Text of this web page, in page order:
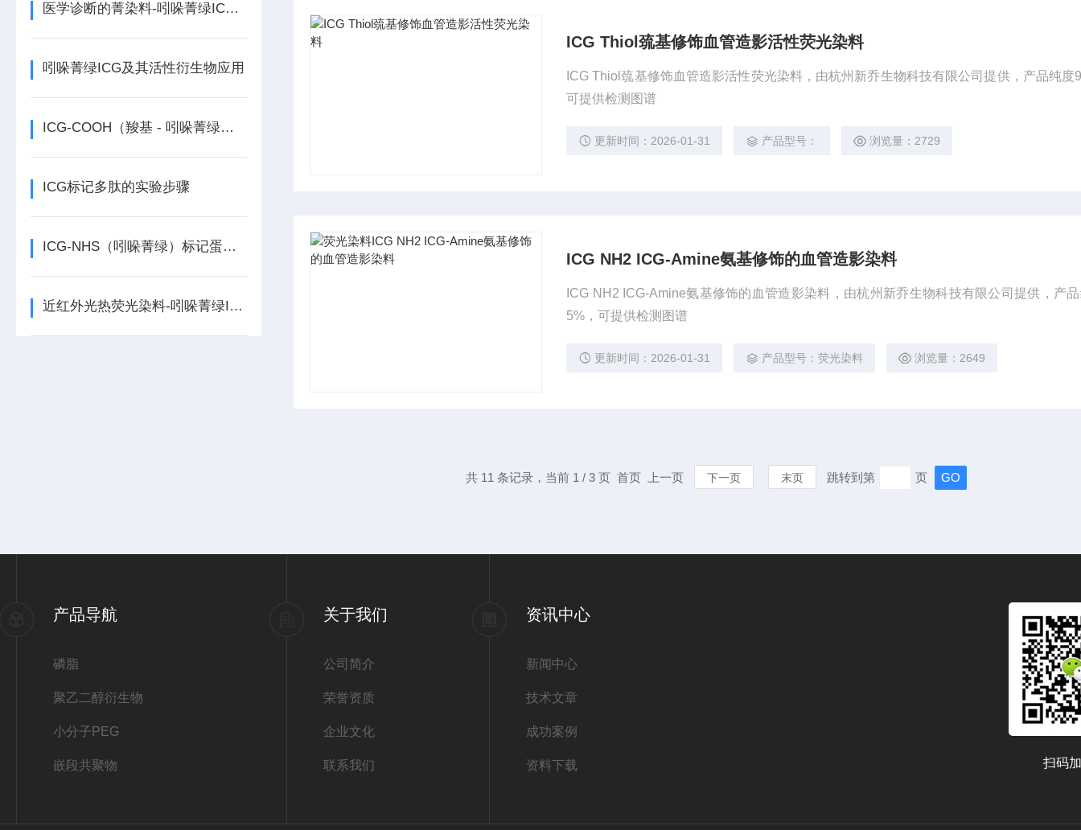
医学诊断的菁染料-吲哚菁绿ICG用于眼科血管造影
吲哚菁绿ICG及其活性衍生物应用
ICG-COOH（羧基 - 吲哚菁绿）的特点及标记方案
ICG标记多肽的实验步骤
ICG-NHS（吲哚菁绿）标记蛋白实验步骤
近红外光热荧光染料-吲哚菁绿ICG及其活性衍生物应用
ICG Thiol巯基修饰血管造影活性荧光染料
ICG Thiol巯基修饰血管造影活性荧光染料，由杭州新乔生物科技有限公司提供，产品纯度
可提供检测图谱
更新时间：2026-01-31 产品型号： 浏览量：2729
ICG NH2 ICG-Amine氨基修饰的血管造影染料
ICG NH2 ICG-Amine氨基修饰的血管造影染料，由杭州新乔生物科技有限公司提供，产
5%，可提供检测图谱
更新时间：2026-01-31 产品型号：荧光染料 浏览量：2649
共 11 条记录，当前 1 / 3 页 首页 上一页 下一页 末页 跳转到第 页
产品导航
磷脂
聚乙二醇衍生物
小分子PEG
嵌段共聚物
关于我们
公司简介
荣誉资质
企业文化
联系我们
资讯中心
新闻中心
技术文章
成功案例
资料下载 扫码